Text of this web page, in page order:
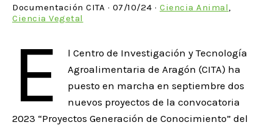
Documentación CITA · 07/10/24 · Ciencia Animal
Ciencia Vegetal
E
l Centro de Investigación y Tecnología
Agroalimentaria de Aragón (CITA) ha
puesto en marcha en septiembre dos
nuevos proyectos de la convocatoria
2023 “Proyectos Generación de Conocimiento” del